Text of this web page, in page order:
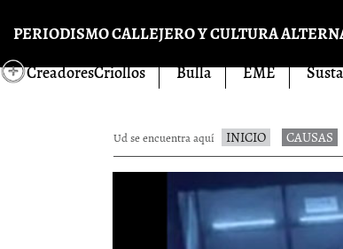
PERIODISMO CALLEJERO Y CULTURA
CreadoresCriollos Bulla EME
Ud se encuentra aquí INICIO CAUSAS